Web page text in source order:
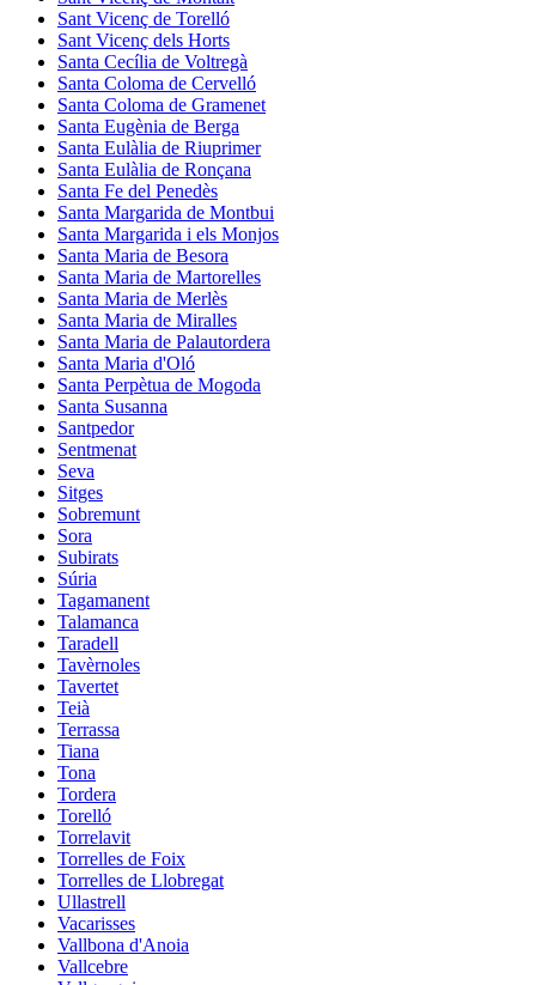
Sant Vicenç de Torelló
Sant Vicenç dels Horts
Santa Cecília de Voltregà
Santa Coloma de Cervelló
Santa Coloma de Gramenet
Santa Eugènia de Berga
Santa Eulàlia de Riuprimer
Santa Eulàlia de Ronçana
Santa Fe del Penedès
Santa Margarida de Montbui
Santa Margarida i els Monjos
Santa Maria de Besora
Santa Maria de Martorelles
Santa Maria de Merlès
Santa Maria de Miralles
Santa Maria de Palautordera
Santa Maria d'Oló
Santa Perpètua de Mogoda
Santa Susanna
Santpedor
Sentmenat
Seva
Sitges
Sobremunt
Sora
Subirats
Súria
Tagamanent
Talamanca
Taradell
Tavèrnoles
Tavertet
Teià
Terrassa
Tiana
Tona
Tordera
Torelló
Torrelavit
Torrelles de Foix
Torrelles de Llobregat
Ullastrell
Vacarisses
Vallbona d'Anoia
Vallcebre